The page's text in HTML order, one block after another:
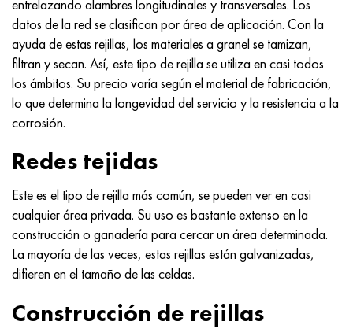
entrelazando alambres longitudinales y transversales. Los
datos de la red se clasifican por área de aplicación. Con la
ayuda de estas rejillas, los materiales a granel se tamizan,
filtran y secan. Así, este tipo de rejilla se utiliza en casi todos
los ámbitos. Su precio varía según el material de fabricación,
lo que determina la longevidad del servicio y la resistencia a la
corrosión.
Redes tejidas
Este es el tipo de rejilla más común, se pueden ver en casi
cualquier área privada. Su uso es bastante extenso en la
construcción o ganadería para cercar un área determinada.
La mayoría de las veces, estas rejillas están galvanizadas,
difieren en el tamaño de las celdas.
Construcción de rejillas
Incotherm
incotest
Jette M152
Cobalto 6B
maraging 250
René 41
Maraging 300
Maraging 350
MP35N
47ND
47НХР
49KF
49K2F, 49K2FA-VI
Aleación 50N
Aleación 50NP
50NHS
Aleación 52N
52K12F
HN62VMYUT
HN62MVKYU
HN63MB
XN65VM
KhN65VMTYu
KhN67MVTYu
KhN68VKTYU
KhN68VMTYUK-vd
KhN70VMTYu
VT-35
PT-1M
PT-3V
PT-7M
2B
SPT-2 sv
A LAS 3
3M
TL3
1.4466 - AISI 310MoLn
Aleación Al6xn
15-7Ph® - 1.4532
PH 13-8 meses - 1.4534
1.4542 - 17-4Ph®
Custom 455® - 1.4543 - uns s45500
1.4545 - 15-5Ph®
1.4548 - 17-4Ph®
1.4550 - AISI 347
10X17H13M3T
10X18N18Yu4D
11X11N2V2MF
12Х18Н9Т
13X11N2V2MF
15x11mf
15х12vnmf
15Х12Н2MVFAB
15X16K5N2MVFAB
2,0872, CuNi10Fe1Mn, Cw352h
Bronce aluminio silicio
CW301G, C64200
bronce de silicio
C65500, CuAl11Fe3
C65620, CuSi3Fe2Zn3
C65100, CuSi1.5
Bronce estaño-plomo
c92200, CuSn6Zn4Pb2
latón rojo
C84400, CuSn2ZnPb
C83600, CuSn5ZnPb
45G2, 45g2, AISI 1144
Aleación de acero estructural
10g2, 10g2, AISI 1513
12X2H4A, 15NiCr13, 1.5752
AC14, 11SMnPb30
20G, 20mn5
20XH3A, AISI 4320, 20hn3a
20HM, 24CrMo5, 20hm
25KhGM, 20CrMo5, 1.7264
Р6М5, 1.3343, hs6-5-2, sw7m
Р6М5К5, 1.3243, hs6-5-2-5
R6M5F3, 1.3344, hs6-5-3
9М4К8,1.3207
R12F3, 1.3318, sw12
P18, 1,3355, hs18-0-1, sw18
Acero carbono
10,1.1645, C105W1
11G12, 110G13L, X120Mn12